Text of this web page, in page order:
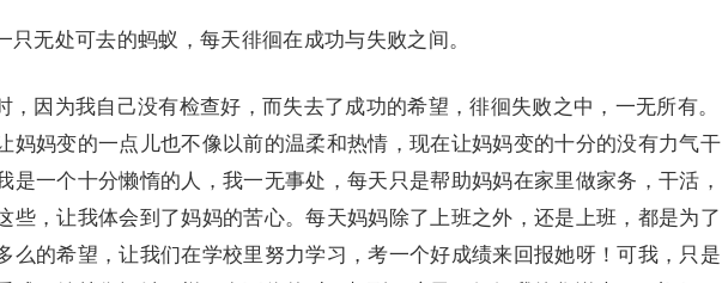
无处可去的蚂蚁，每天徘徊在成功与失败之间。
因为我自己没有检查好，而失去了成功的希望，徘徊失败之中，一无所有。
妈妈变的一点儿也不像以前的温柔和热情，现在让妈妈变的十分的没有力气干
是一个十分懒惰的人，我一无事处，每天只是帮助妈妈在家里做家务，干活，
些，让我体会到了妈妈的苦心。每天妈妈除了上班之外，还是上班，都是为了
么的希望，让我们在学校里努力学习，考一个好成绩来回报她呀！可我，只是